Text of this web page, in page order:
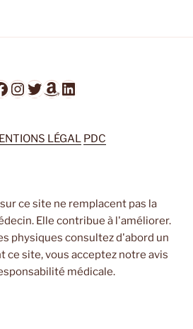
Instagram
Twitter
Amazon
LinkedIn
LÉGAL PDC
ce site ne remplacent pas la
Elle contribue à l'améliorer.
physiques consultez d'abord un
ce site, vous acceptez notre avis
médicale.